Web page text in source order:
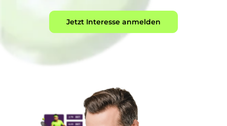
Jetzt Interesse anmelden